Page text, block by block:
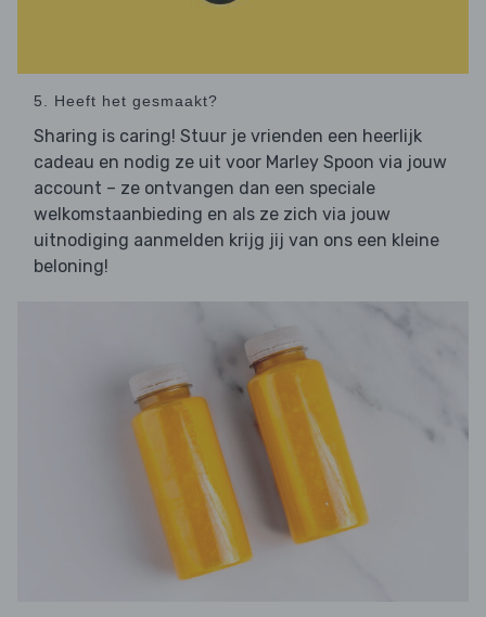
5. Heeft het gesmaakt?
Sharing is caring! Stuur je vrienden een heerlijk
cadeau en nodig ze uit voor Marley Spoon via jouw
account – ze ontvangen dan een speciale
welkomstaanbieding en als ze zich via jouw
uitnodiging aanmelden krijg jij van ons een kleine
beloning!